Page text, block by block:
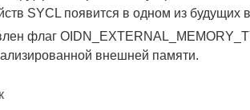
SYCL появится в одном из будущих
флаг
внешней памяти.